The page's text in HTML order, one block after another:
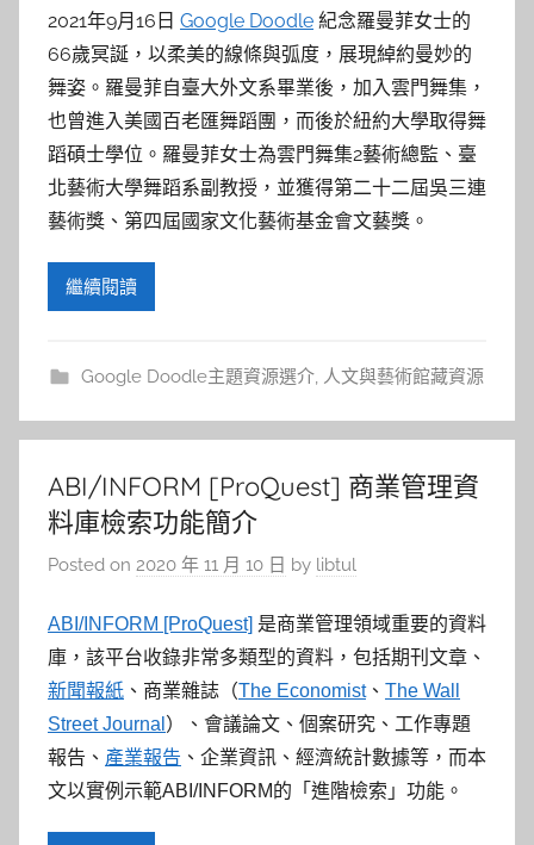
考
服
務
部
落
格
2021年9月16日 Google Doodle 紀念羅曼菲女士的
66歲冥誕，以柔美的線條與弧度，展現綽約曼妙的
舞姿。羅曼菲自臺大外文系畢業後，加入雲門舞集，
也曾進入美國百老匯舞蹈團，而後於紐約大學取得舞
蹈碩士學位。羅曼菲女士為雲門舞集2藝術總監、臺
北藝術大學舞蹈系副教授，並獲得第二十二屆吳三連
藝術獎、第四屆國家文化藝術基金會文藝獎。
繼續閱讀
Google Doodle主題資源選介, 人文與藝術館藏資源
ABI/INFORM [ProQuest] 商業管理資
料庫檢索功能簡介
Posted on 2020 年 11 月 10 日 by libtul
ABI/INFORM [ProQuest] 是商業管理領域重要的資料
庫，該平台收錄非常多類型的資料，包括期刊文章、
新聞報紙 、商業雜誌（The Economist、 The Wall
Street Journal ）、會議論文、個案研究、工作專題
報告、 產業報告 、企業資訊、經濟統計數據等，而本
文以實例示範ABI/INFORM的「進階檢索」功能。